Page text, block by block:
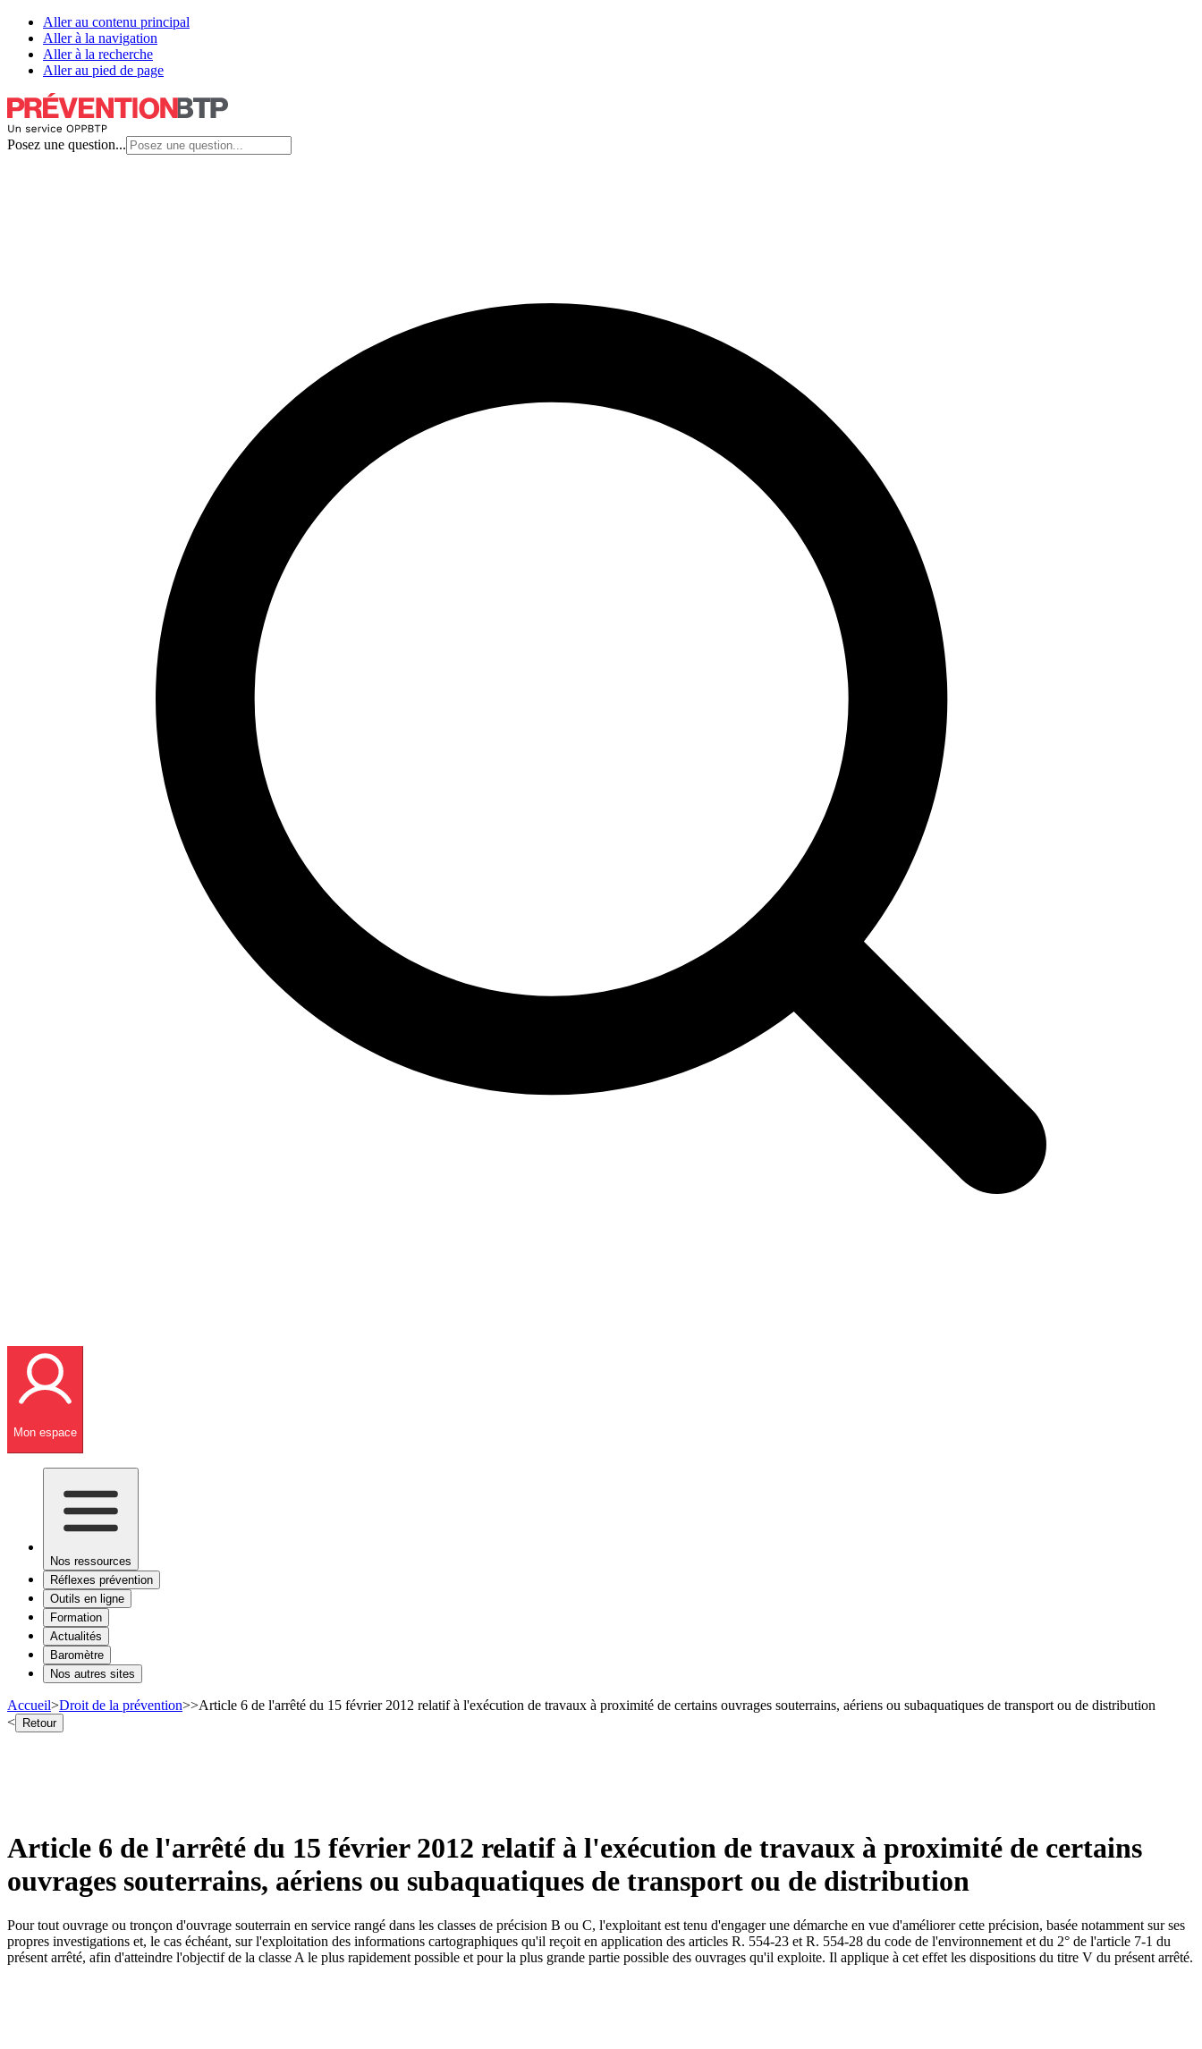
Aller au contenu principal
Aller à la navigation
Aller à la recherche
Aller au pied de page
Posez une question...
Mon espace
Nos ressources
Réflexes prévention
Outils en ligne
Formation
Actualités
Baromètre
Nos autres sites
Accueil>Droit de la prévention>>Article 6 de l'arrêté du 15 février 2012 relatif à l'exécution de travaux à proximité de certains ouvrages souterrains, aériens ou subaquatiques de transport ou de distribution
< Retour
Article 6 de l'arrêté du 15 février 2012 relatif à l'exécution de travaux à proximité de certains
ouvrages souterrains, aériens ou subaquatiques de transport ou de distribution
Pour tout ouvrage ou tronçon d'ouvrage souterrain en service rangé dans les classes de précision B ou C, l'exploitant est tenu d'engager une démarche en vue d'améliorer cette précision, basée notamment sur ses
propres investigations et, le cas échéant, sur l'exploitation des informations cartographiques qu'il reçoit en application des articles R. 554-23 et R. 554-28 du code de l'environnement et du 2° de l'article 7-1 du
présent arrêté, afin d'atteindre l'objectif de la classe A le plus rapidement possible et pour la plus grande partie possible des ouvrages qu'il exploite. Il applique à cet effet les dispositions du titre V du présent arrêté.